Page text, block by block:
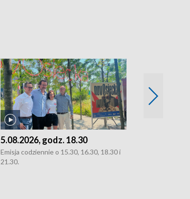
5.08.2026, godz. 18.30
Emisja codziennie o 15.30, 16.30, 18.30 i
21.30.